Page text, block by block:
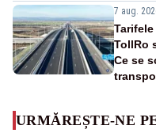
7 aug.
TollRo
Ce se
URMĂREȘTE-NE